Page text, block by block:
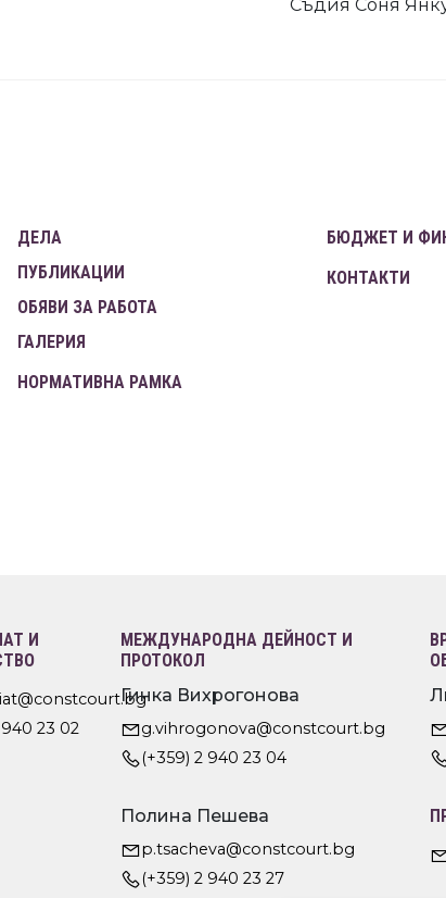
Съдия Соня
ДЕЛА
ПУБЛИКАЦИИ
ОБЯВИ ЗА РАБОТА
ГАЛЕРИЯ
НОРМАТИВНА РАМКА
БЮДЖЕТ И
КОНТАКТИ
И
940 23 02
МЕЖДУНАРОДНА ДЕЙНОСТ И
ПРОТОКОЛ
Гинка Вихрогонова
g.vihrogonova@constcourt.bg
(+359) 2 940 23 04
Полина Пешева
p.tsacheva@constcourt.bg
(+359) 2 940 23 27